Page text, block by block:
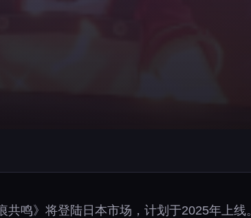
鸣》将登陆日本市场，计划于2025年上